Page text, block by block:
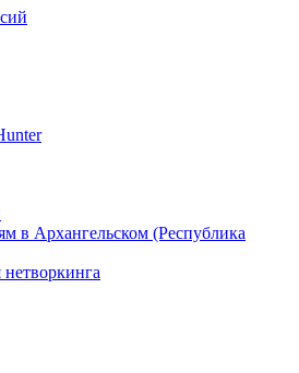
в Архангельском (Республика
нетворкинга